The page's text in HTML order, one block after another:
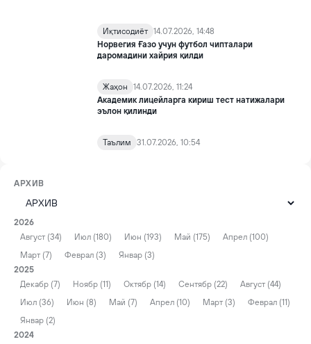
Иқтисодиёт 14.07.2026, 14:48
Норвегия Ғазо учун футбол чипталари
даромадини хайрия қилди
Жаҳон
14.07.2026, 11:24
Академик лицейларга кириш тест натижалари
эълон қилинди
Таълим 31.07.2026, 10:54
АРХИВ
2026
Август (34)
Июл (180) Июн (193) Май (175)
Апрел (100)
Март (7)
Феврал (3)
Январ (3)
2025
Декабр (7)
Ноябр (11) Октябр (14) Сентябр (22)
Август (44)
Июл (36)
Июн (8) Май (7) Апрел (10) Март (3)
Феврал (11)
Январ (2)
2024